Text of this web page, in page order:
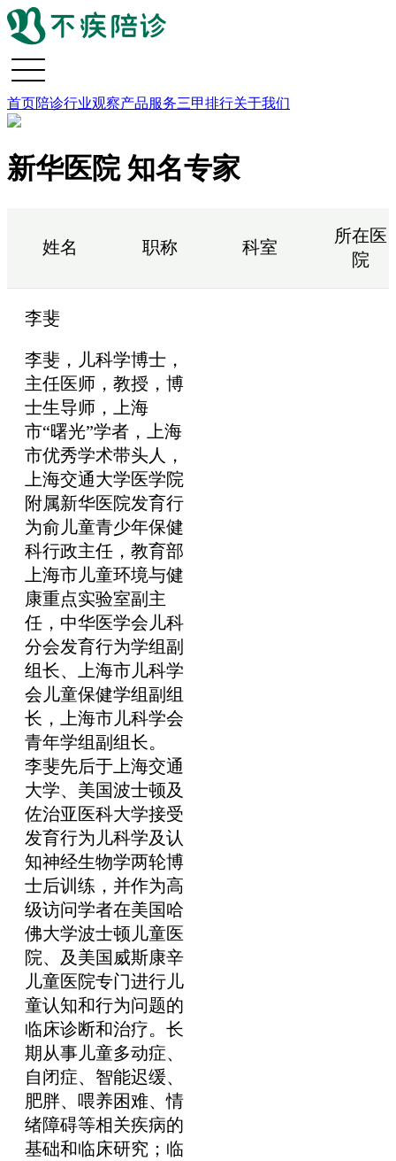
首页陪诊行业观察产品服务三甲排行关于我们
新华医院 知名专家
姓名 职称 科室
所在医
院
李斐
李斐，儿科学博士，
主任医师，教授，博
士生导师，上海
市“曙光”学者，上海
市优秀学术带头人，
上海交通大学医学院
附属新华医院发育行
为俞儿童青少年保健
科行政主任，教育部
上海市儿童环境与健
康重点实验室副主
任，中华医学会儿科
分会发育行为学组副
组长、上海市儿科学
会儿童保健学组副组
长，上海市儿科学会
青年学组副组长。
李斐先后于上海交通
大学、美国波士顿及
佐治亚医科大学接受
发育行为儿科学及认
知神经生物学两轮博
士后训练，并作为高
级访问学者在美国哈
佛大学波士顿儿童医
院、及美国威斯康辛
儿童医院专门进行儿
童认知和行为问题的
临床诊断和治疗。长
期从事儿童多动症、
自闭症、智能迟缓、
肥胖、喂养困难、情
绪障碍等相关疾病的
基础和临床研究；临